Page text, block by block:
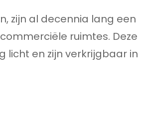
zijn al decennia lang een
ruimtes. Deze
licht en zijn verkrijgbaar in